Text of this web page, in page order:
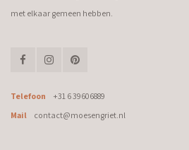
met elkaar gemeen hebben.
Telefoon
+31 6 39606889
Mail
contact@moesengriet.nl